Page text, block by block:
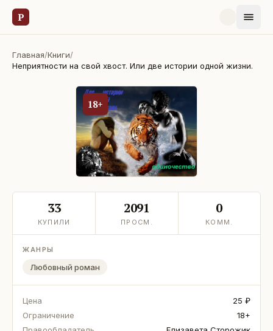
Р
Главная/Книги/
Неприятности на свой хвост. Или две истории одной жизни.
18+
33
КУПИЛИ
2091
ПРОСМ.
0
КОММ.
ЖАНРЫ
Любовный роман
Цена
25 ₽
Ограничение
18+